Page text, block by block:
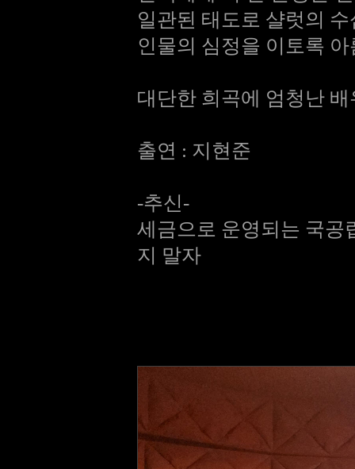
일관된 태도로 샬럿의
인물의 심정을 이토록
대단한 희곡에 엄청난
출연 : 지현준
-추신-
세금으로 운영되는 국공
지 말자